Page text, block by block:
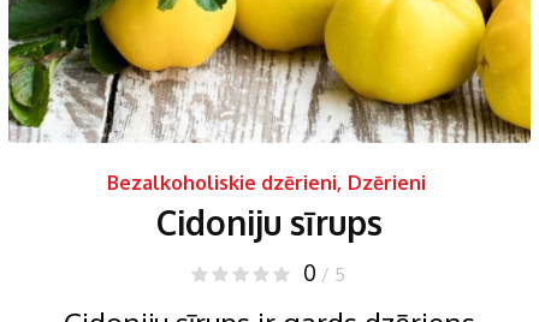
Bezalkoholiskie dzērieni, Dzērieni
Cidoniju sīrups
0 / 5